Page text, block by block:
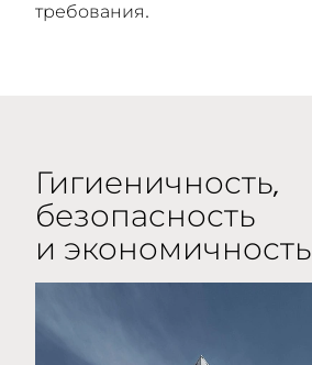
требования.
Гигиеничность,
безопасность
и экономичность